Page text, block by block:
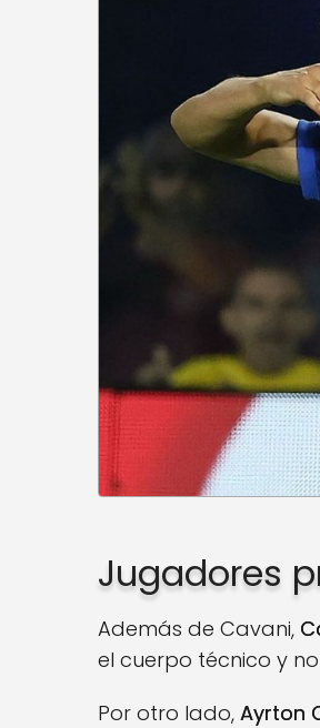
Jugadores
Además de Cavani,
el cuerpo técnico y
Por otro lado, Ayrton